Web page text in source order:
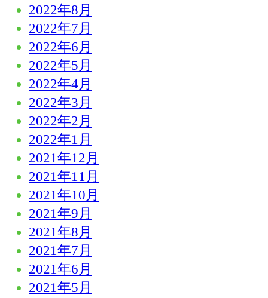
2022年8月
2022年7月
2022年6月
2022年5月
2022年4月
2022年3月
2022年2月
2022年1月
2021年12月
2021年11月
2021年10月
2021年9月
2021年8月
2021年7月
2021年6月
2021年5月